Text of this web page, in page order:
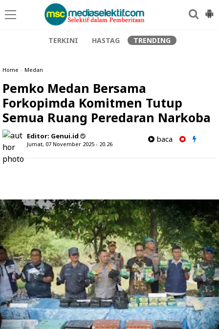
TERKINI HASTAG TRENDING
Home » Medan
Pemko Medan Bersama
Forkopimda Komitmen Tutup
Semua Ruang Peredaran Narkoba
Editor: Genui.id
Jumat, 07 November 2025 - 20.26
baca